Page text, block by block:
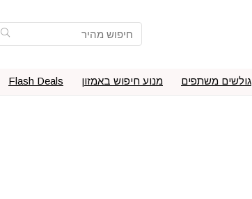
גולשים משתפים מנוע חיפוש באמזון Flash Deals